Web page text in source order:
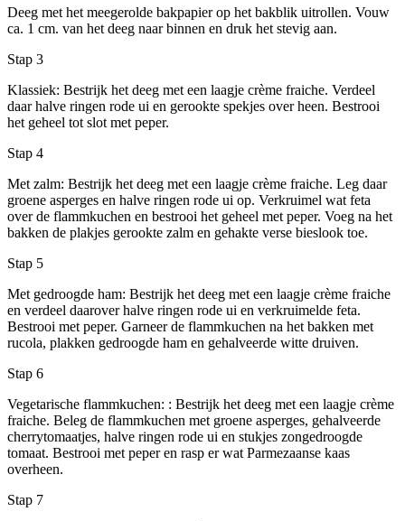
Deeg met het meegerolde bakpapier op het bakblik uitrollen. Vouw
ca. 1 cm. van het deeg naar binnen en druk het stevig aan.
Stap 3
Klassiek: Bestrijk het deeg met een laagje crème fraiche. Verdeel
daar halve ringen rode ui en gerookte spekjes over heen. Bestrooi
het geheel tot slot met peper.
Stap 4
Met zalm: Bestrijk het deeg met een laagje crème fraiche. Leg daar
groene asperges en halve ringen rode ui op. Verkruimel wat feta
over de flammkuchen en bestrooi het geheel met peper. Voeg na het
bakken de plakjes gerookte zalm en gehakte verse bieslook toe.
Stap 5
Met gedroogde ham: Bestrijk het deeg met een laagje crème fraiche
en verdeel daarover halve ringen rode ui en verkruimelde feta.
Bestrooi met peper. Garneer de flammkuchen na het bakken met
rucola, plakken gedroogde ham en gehalveerde witte druiven.
Stap 6
Vegetarische flammkuchen: : Bestrijk het deeg met een laagje crème
fraiche. Beleg de flammkuchen met groene asperges, gehalveerde
cherrytomaatjes, halve ringen rode ui en stukjes zongedroogde
tomaat. Bestrooi met peper en rasp er wat Parmezaanse kaas
overheen.
Stap 7